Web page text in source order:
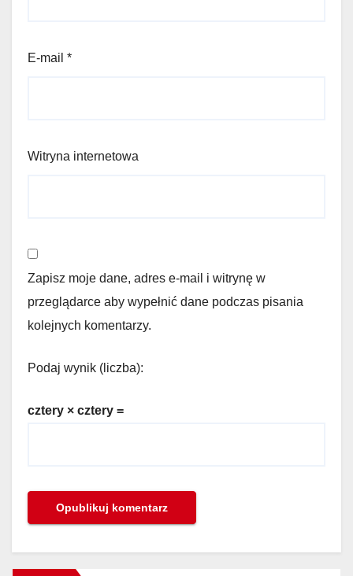
E-mail *
Witryna internetowa
Zapisz moje dane, adres e-mail i witrynę w
przeglądarce aby wypełnić dane podczas pisania
kolejnych komentarzy.
Podaj wynik (liczba):
cztery × cztery =